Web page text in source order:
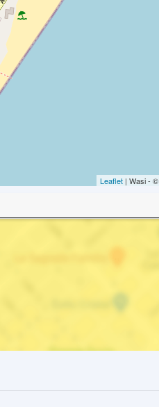
Leaflet | Wasi - ©